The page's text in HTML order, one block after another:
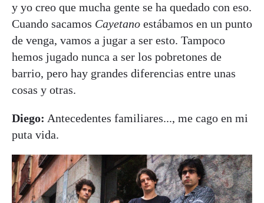
y yo creo que mucha gente se ha quedado con eso.
Cuando sacamos Cayetano estábamos en un punto
de venga, vamos a jugar a ser esto. Tampoco
hemos jugado nunca a ser los pobretones de
barrio, pero hay grandes diferencias entre unas
cosas y otras.
Diego: Antecedentes familiares..., me cago en mi
puta vida.